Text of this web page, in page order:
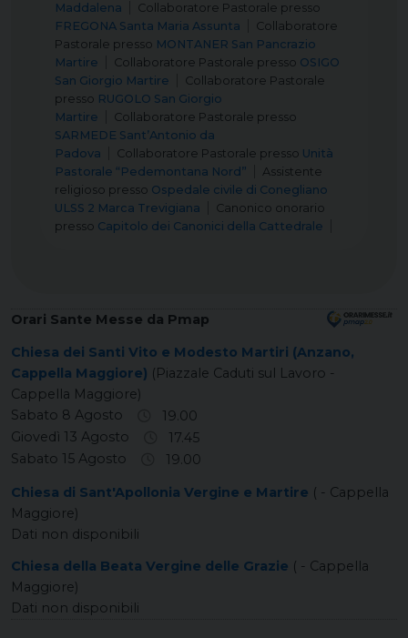
Maddalena
Collaboratore Pastorale presso
FREGONA Santa Maria Assunta
Collaboratore
Pastorale presso MONTANER San Pancrazio
Martire
Collaboratore Pastorale presso OSIGO
San Giorgio Martire
Collaboratore Pastorale
presso RUGOLO San Giorgio
Martire
Collaboratore Pastorale presso
SARMEDE Sant’Antonio da
Padova
Collaboratore Pastorale presso Unità
Pastorale “Pedemontana Nord”
Assistente
religioso presso Ospedale civile di Conegliano
ULSS 2 Marca Trevigiana
Canonico onorario
presso Capitolo dei Canonici della Cattedrale
Orari Sante Messe da Pmap
Chiesa dei Santi Vito e Modesto Martiri (Anzano,
Cappella Maggiore) (Piazzale Caduti sul Lavoro -
Cappella Maggiore)
Sabato 8 Agosto
19.00
Giovedì 13 Agosto
17.45
Sabato 15 Agosto
19.00
Chiesa di Sant'Apollonia Vergine e Martire ( - Cappella
Maggiore)
Dati non disponibili
Chiesa della Beata Vergine delle Grazie ( - Cappella
Maggiore)
Dati non disponibili